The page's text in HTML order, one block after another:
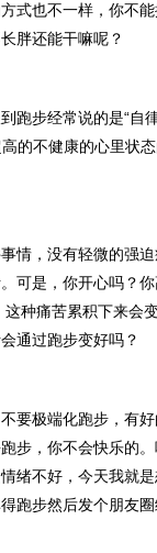
式也不一样，你不
胖还能干嘛呢？
跑步经常说的是“自
的不健康的心里状
情，没有轻微的强
可是，你开心吗？
种痛苦累积下来会
通过跑步变好吗？
要极端化跑步，有
步，你不会快乐的
绪不好，今天我就
跑步然后发个朋友圈